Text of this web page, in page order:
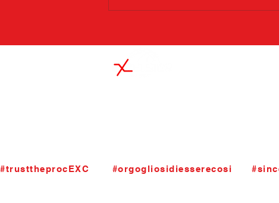
#trusttheprocEXC       #orgogliosidiesserecosi